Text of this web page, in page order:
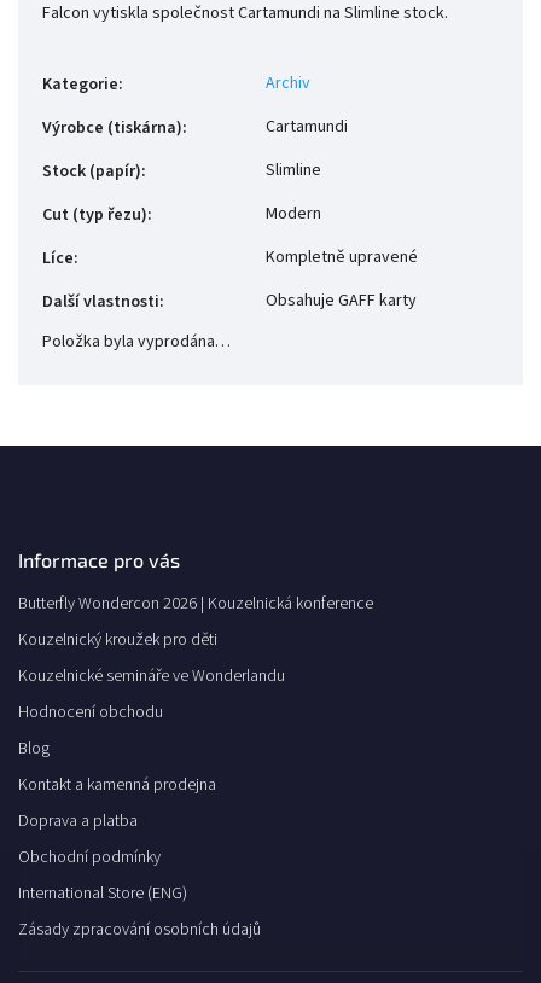
Falcon vytiskla společnost Cartamundi na Slimline stock.
Kategorie:
Archiv
Výrobce (tiskárna):
Cartamundi
Stock (papír):
Slimline
Cut (typ řezu):
Modern
Líce:
Kompletně upravené
Další vlastnosti:
Obsahuje GAFF karty
Položka byla vyprodána…
Informace pro vás
Butterfly Wondercon 2026 | Kouzelnická konference
Kouzelnický kroužek pro děti
Kouzelnické semináře ve Wonderlandu
Hodnocení obchodu
Blog
Kontakt a kamenná prodejna
Doprava a platba
Obchodní podmínky
International Store (ENG)
Zásady zpracování osobních údajů